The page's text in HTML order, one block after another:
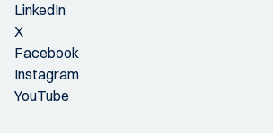
LinkedIn
X
Facebook
Instagram
YouTube